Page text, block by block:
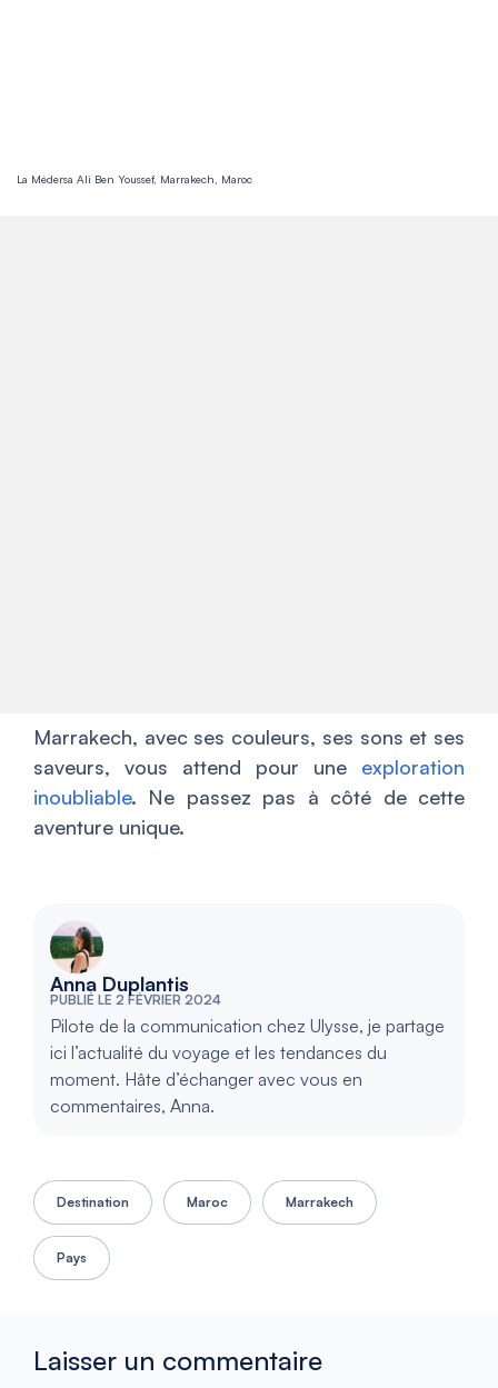
La Médersa Ali Ben Youssef, Marrakech, Maroc
Marrakech, avec ses couleurs, ses sons et ses
saveurs, vous attend pour une exploration
inoubliable. Ne passez pas à côté de cette
aventure unique.
Anna Duplantis
PUBLIÉ LE 2 FÉVRIER 2024
Pilote de la communication chez Ulysse, je partage
ici l’actualité du voyage et les tendances du
moment. Hâte d’échanger avec vous en
commentaires, Anna.
Destination Maroc Marrakech
Pays
Laisser un commentaire